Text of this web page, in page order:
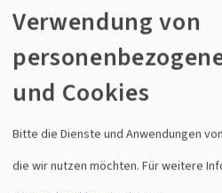
Verwendung von
und Cookies
Bitte die Dienste und Anwendungen
die wir nutzen möchten. Für weitere